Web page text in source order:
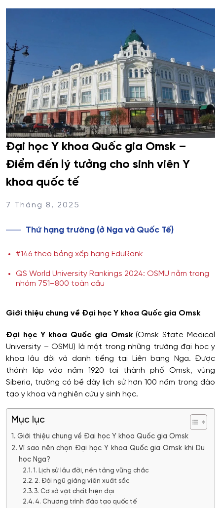
Đại học Y khoa Quốc gia Omsk –
Điểm đến lý tưởng cho sinh viên Y
khoa quốc tế
7 Tháng 8, 2025
Thứ hạng trường (ở Nga và Quốc Tế)
#146 theo bảng xếp hạng EduRank
QS World University Rankings 2024: OSMU nằm trong
nhóm 751–800 toàn cầu
Giới thiệu chung về Đại học Y khoa Quốc gia Omsk
Đại học Y khoa Quốc gia Omsk(Omsk State Medical
University – OSMU) là một trong những trường đại học y
khoa lâu đời và danh tiếng tại Liên bang Nga. Được
thành lập vào năm 1920 tại thành phố Omsk, vùng
Siberia, trường có bề dày lịch sử hơn 100 năm trong đào
tạo y khoa và nghiên cứu y sinh học.
Mục lục
Giới thiệu chung về Đại học Y khoa Quốc gia Omsk
Vì sao nên chọn Đại học Y khoa Quốc gia Omsk khi Du
học Nga?
1. Lịch sử lâu đời, nền tảng vững chắc
2. Đội ngũ giảng viên xuất sắc
3. Cơ sở vật chất hiện đại
4. Chương trình đào tạo quốc tế